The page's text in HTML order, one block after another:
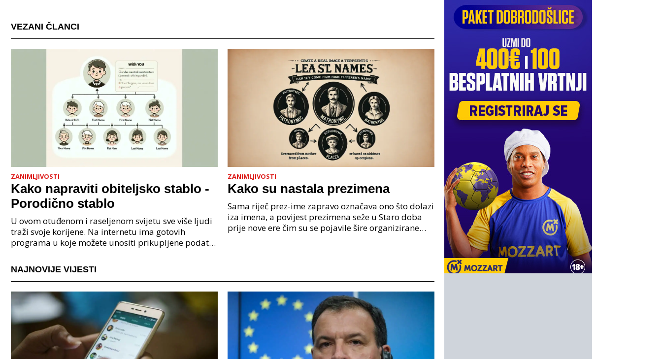
VEZANI ČLANCI
ZANIMLJIVOSTI
Kako napraviti obiteljsko stablo -
Porodično stablo
U ovom otuđenom i raseljenom svijetu sve više ljudi
traži svoje korijene. Na internetu ima gotovih
programa u koje možete unositi prikupljene podatke
ZANIMLJIVOSTI
Kako su nastala prezimena
Sama riječ prez-ime zapravo označava ono što dolazi
iza imena, a povijest prezimena seže u Staro doba
prije nove ere čim su se pojavile šire organizirane
NAJNOVIJE VIJESTI